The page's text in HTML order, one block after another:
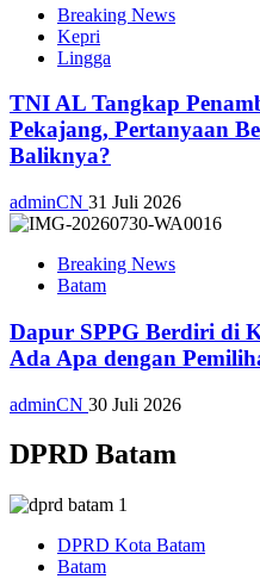
Breaking News
Kepri
Lingga
TNI AL Tangkap
Pekajang, Pertanyaan
Baliknya?
adminCN 31 Juli 2026
Breaking News
Batam
Dapur SPPG Berdiri di
Ada Apa dengan
adminCN 30 Juli 2026
DPRD Batam
DPRD Kota Batam
Batam